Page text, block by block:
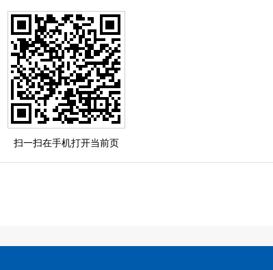
扫一扫在手机打开当前页